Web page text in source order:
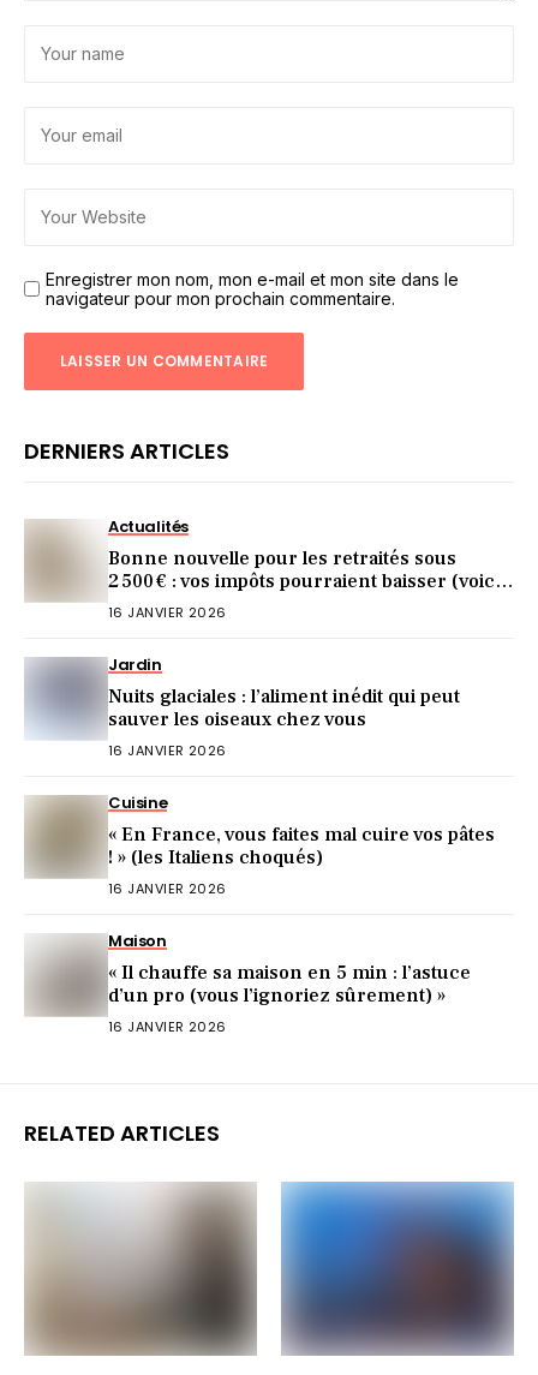
Enregistrer mon nom, mon e-mail et mon site dans le
navigateur pour mon prochain commentaire.
DERNIERS ARTICLES
Actualités
Bonne nouvelle pour les retraités sous
2 500 € : vos impôts pourraient baisser (voici
comment)
16 JANVIER 2026
Jardin
Nuits glaciales : l’aliment inédit qui peut
sauver les oiseaux chez vous
16 JANVIER 2026
Cuisine
« En France, vous faites mal cuire vos pâtes
! » (les Italiens choqués)
16 JANVIER 2026
Maison
« Il chauffe sa maison en 5 min : l’astuce
d’un pro (vous l’ignoriez sûrement) »
16 JANVIER 2026
RELATED ARTICLES